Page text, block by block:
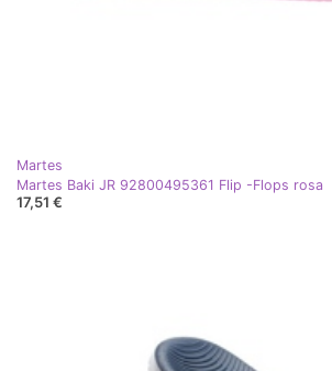
Martes
Martes Baki JR 92800495361 Flip -Flops rosa
17,51 €